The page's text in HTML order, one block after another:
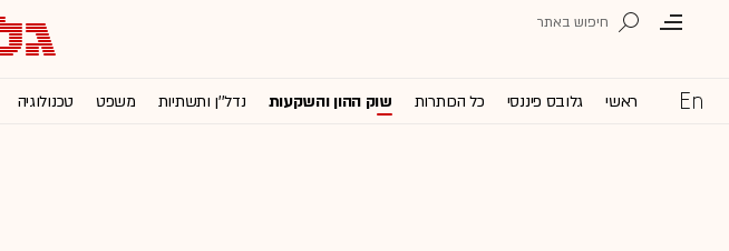
ראשי גלובס פיננסי כל הכותרות שוק ההון והשקעות נדל''ן ותשתיות משפט טכנולוגיה